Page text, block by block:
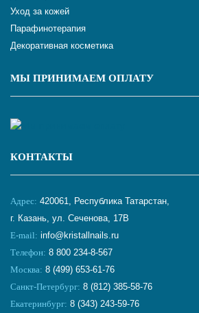
Уход за кожей
Парафинотерапия
Декоративная косметика
МЫ ПРИНИМАЕМ ОПЛАТУ
КОНТАКТЫ
Адрес: 420061, Республика Татарстан,
г. Казань, ул. Сеченова, 17В
E-mail: info@kristallnails.ru
Телефон: 8 800 234-8-567
Москва: 8 (499) 653-61-76
Санкт-Петербург: 8 (812) 385-58-76
Екатеринбург: 8 (343) 243-59-76